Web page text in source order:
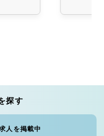
探す
人を掲載中